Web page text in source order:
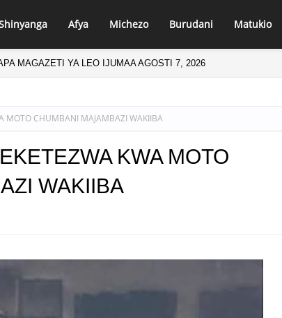
Afya Michezo Burudani Matukio
MAGAZETI YA LEO IJUMAA AGOSTI 7, 2026
MOTO CHUMBANI MAJAMBAZI WAKIIBA
KWA MOTO
WAKIIBA